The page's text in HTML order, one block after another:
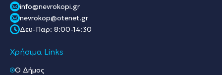
info@nevrokopi.gr
nevrokop@otenet.gr
Δευ-Παρ: 8:00-14:30
Χρήσιμα Links
O Δήμος